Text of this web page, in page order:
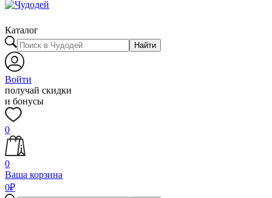
Каталог
Найти
Войти
получай скидки
и бонусы
0
0
Ваша корзина
0₽